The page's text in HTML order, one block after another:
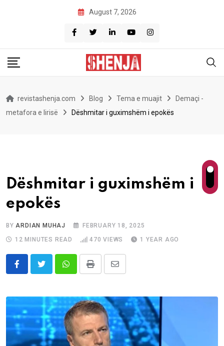
August 7, 2026
revistashenja.com Blog Tema e muajit
Demaçi -
metafora e lirisë
Dëshmitar i guximshëm i epokës
Dëshmitar i guximshëm i
epokës
BYARDIAN MUHAJ
FEBRUARY 18, 2025
12 MINUTES READ
470 VIEWS 1 YEAR AGO
WhatsappPrint
Share
Email